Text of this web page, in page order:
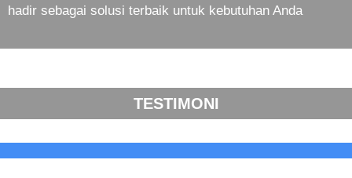
hadir sebagai solusi terbaik untuk kebutuhan Anda
TESTIMONI